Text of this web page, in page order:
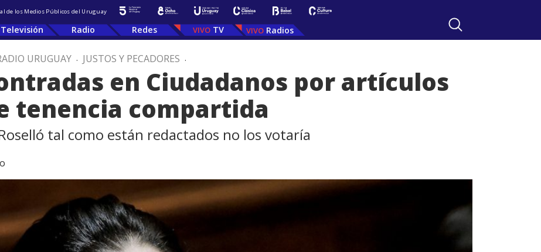
de los Medios Públicos del Uruguay
Televisión Radio Redes TV Radios
URUGUAY . JUSTOS Y PECADORES .
en Ciudadanos por artículos
tenencia compartida
tal como están redactados no los votaría